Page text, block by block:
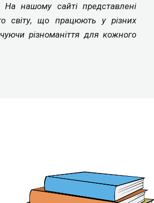
нашому сайті представлені
світу, що працюють у різних
різноманіття для кожного